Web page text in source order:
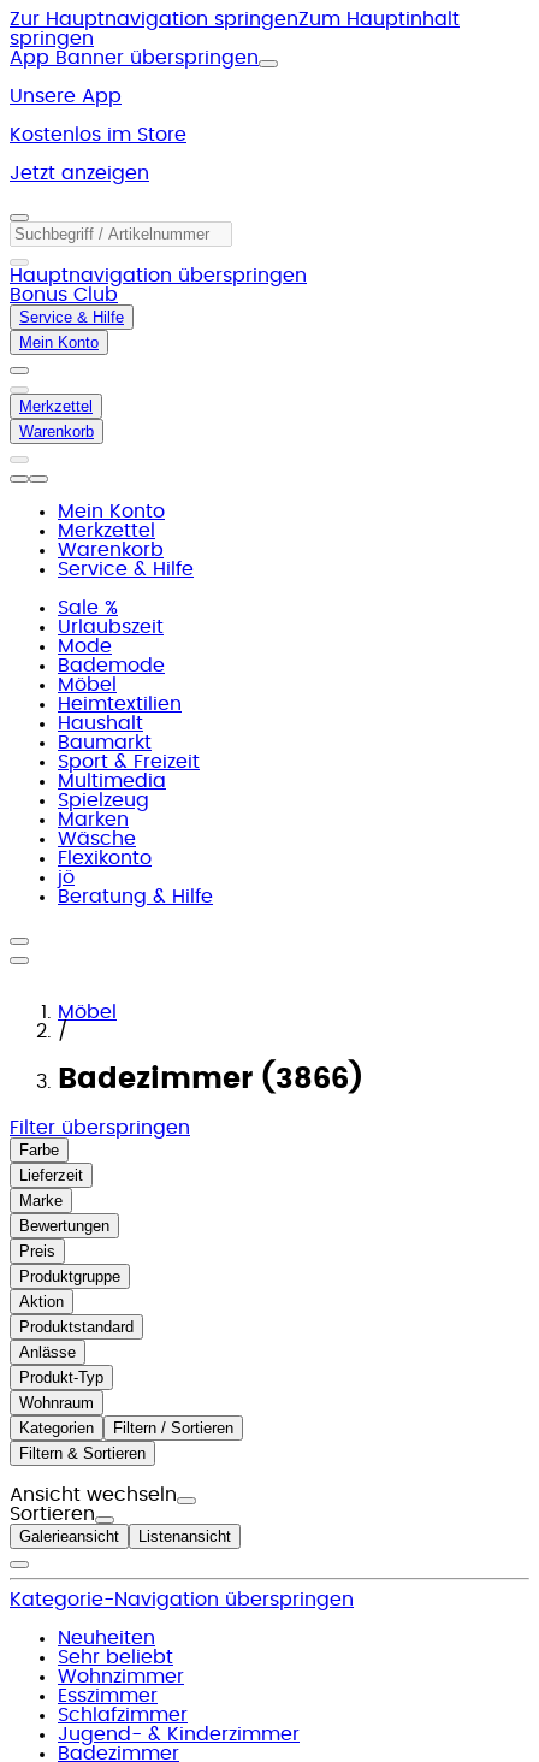
Zur Hauptnavigation springenZum Hauptinhalt
springen
App Banner überspringen
Unsere App
Kostenlos im Store
Jetzt anzeigen
Hauptnavigation überspringen
Bonus Club
Service & Hilfe
Mein Konto
Merkzettel
Warenkorb
Mein Konto
Merkzettel
Warenkorb
Service & Hilfe
Sale %
Urlaubszeit
Mode
Bademode
Möbel
Heimtextilien
Haushalt
Baumarkt
Sport & Freizeit
Multimedia
Spielzeug
Marken
Wäsche
Flexikonto
jö
Beratung & Hilfe
Möbel
/
Badezimmer (3866)
Filter überspringen
Farbe
Lieferzeit
Marke
Bewertungen
Preis
Produktgruppe
Aktion
Produktstandard
Anlässe
Produkt-Typ
Wohnraum
Kategorien
Filtern / Sortieren
Filtern & Sortieren
Ansicht wechseln
Sortieren
Galerieansicht Listenansicht
Kategorie-Navigation überspringen
Neuheiten
Sehr beliebt
Wohnzimmer
Esszimmer
Schlafzimmer
Jugend- & Kinderzimmer
Badezimmer